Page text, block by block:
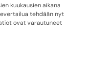
kuukausien aikana
tehdään nyt
ovat varautuneet